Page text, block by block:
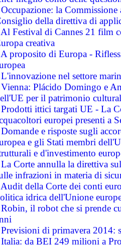
Occupazione: la
della direttiva di
Al Festival di Cannes 21 film
creativa
A proposito di Europa -
L'innovazione nel settore
Vienna: Plácido Domingo e
per il patrimonio
Prodotti ittici targati UE - La
europei presenti a
Domande e risposte sugli
e gli Stati membri
e d'investimento
La Corte annulla la direttiva
infrazioni in materia di
Audit della Corte dei conti
idrica dell'Unione
Robin, il robot che si prende
Previsioni di primavera 2014:
Italia: da BEI 249 milioni a